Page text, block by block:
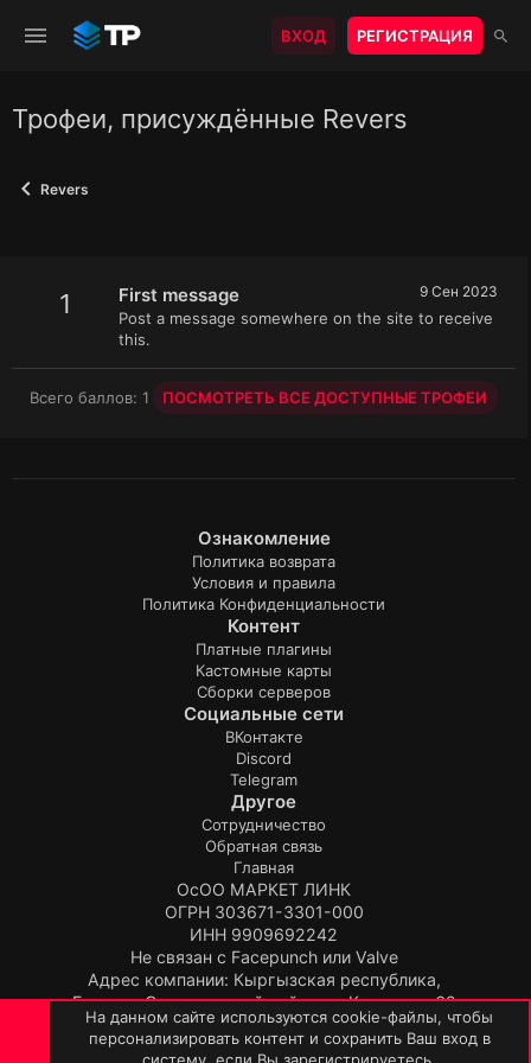
ВХОД РЕГИСТРАЦИЯ
Трофеи, присуждённые Revers
Revers
1 9 Сен 2023
First message
Post a message somewhere on the site to receive
this.
Всего баллов: 1 ПОСМОТРЕТЬ ВСЕ ДОСТУПНЫЕ ТРОФЕИ
Ознакомление
Политика возврата
Условия и правила
Политика Конфиденциальности
Контент
Платные плагины
Кастомные карты
Сборки серверов
Социальные сети
ВКонтакте
Discord
Telegram
Другое
Сотрудничество
Обратная связь
Главная
ОсОО МАРКЕТ ЛИНК
ОГРН 303671-3301-000
ИНН 9909692242
Не связан с Facepunch или Valve
Адрес компании: Кыргызская республика,
Бишкек, Свердловский район, ул.Киевская, 62
Продукт:TopPlugin
© TopPlugin 2019-2026.
ВЕРХ
На данном сайте используются cookie-файлы, чтобы
персонализировать контент и сохранить Ваш вход в